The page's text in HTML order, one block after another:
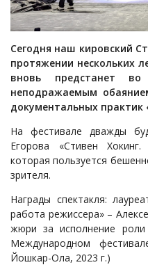
Сегодня наш кировский
протяжении нескольких
вновь предстанет
неподражаемым
документальных
На фестивале дважды
Егорова «Стивен
которая пользуется
зрителя.
Награды спектакля:
работа режиссера» –
жюри за исполнение
Международном
Йошкар-Ола, 2023 г.)